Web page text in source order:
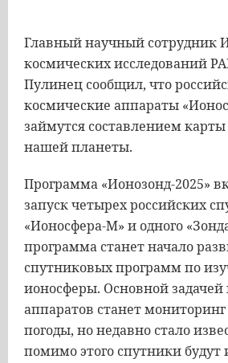
Главный научный сотрудник
космических исследований
Пулинец сообщил, что
космические аппараты
займутся составлением карты
нашей планеты.
Программа «Ионозонд-2025»
запуск четырех российских
«Ионосфера-М» и одного
программа станет начало
спутниковых программ по
ионосферы. Основной
аппаратов станет
погоды, но недавно стало
помимо этого спутники будут